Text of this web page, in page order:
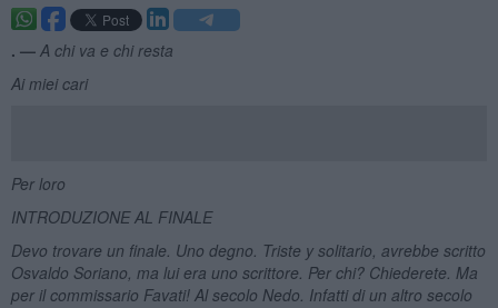
. — A chi va e chi resta
Ai miei cari
Per loro
INTRODUZIONE AL FINALE
Devo trovare un finale. Uno degno. Triste y solitario, avrebbe scritto
Osvaldo Soriano, ma lui era uno scrittore. Per chi? Chiederete. Ma
per il commissario Favati! Al secolo Nedo. Infatti di un altro secolo